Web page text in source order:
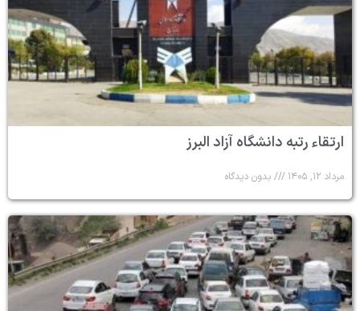
ارتقاء رتبه دانشگاه آزاد البرز
مرداد ۱۲, ۱۴۰۵ بدون دیدگاه